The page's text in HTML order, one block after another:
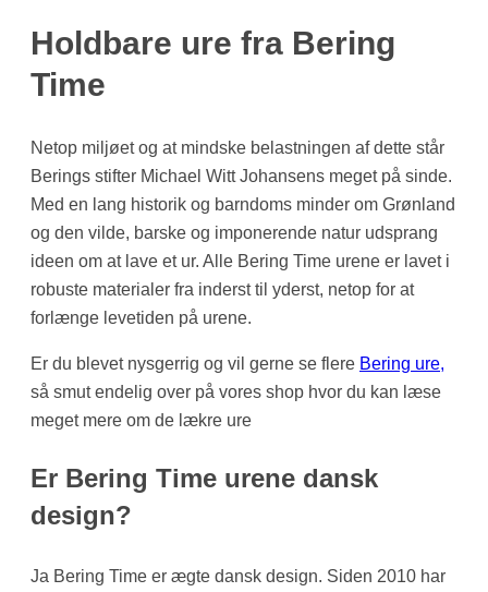
Holdbare ure fra Bering
Time
Netop miljøet og at mindske belastningen af dette står
Berings stifter Michael Witt Johansens meget på sinde.
Med en lang historik og barndoms minder om Grønland
og den vilde, barske og imponerende natur udsprang
ideen om at lave et ur. Alle Bering Time urene er lavet i
robuste materialer fra inderst til yderst, netop for at
forlænge levetiden på urene.
Er du blevet nysgerrig og vil gerne se flere Bering ure,
så smut endelig over på vores shop hvor du kan læse
meget mere om de lækre ure
Er Bering Time urene dansk
design?
Ja Bering Time er ægte dansk design. Siden 2010 har